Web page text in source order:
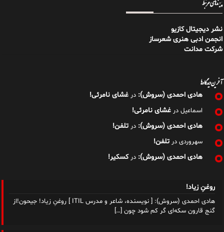
نشر دیجیتال کازیو
انجمن ادبی هنری شعرساز
شرکت مدانت
آخرین دیدگاه‌ها
هادی احمدی (سروش): در غشای نامرئی!
اسماعیل در غشای نامرئی!
هادی احمدی (سروش): در تلفن!
سهروردی در تلفن!
هادی احمدی (سروش): درکسکیر!
روغنِ زیاد!
هادی احمدی (سروش): [ نویسنده، شاعر و مدرس ITIL ] روغنِ زیاد! جیحون!از
گنج قارون سکه‌ای گر کم شود چون […]